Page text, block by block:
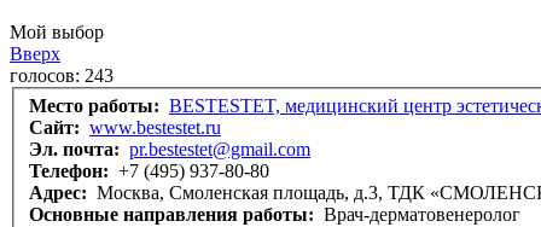
Мой выбор
Вверх
голосов: 243
Место работы: BESTESTET, медицинский центр
Сайт: www.bestestet.ru
Эл. почта: pr.bestestet@gmail.com
Телефон: +7 (495) 937-80-80
Адрес: Москва, Смоленская площадь, д.3, ТДК
Основные направления работы: Врач-дерматовенеролог